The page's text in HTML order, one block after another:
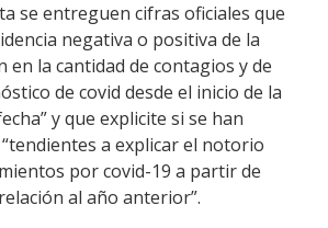
se entreguen cifras oficiales que
negativa o positiva de la
en la cantidad de contagios y de
de covid desde el inicio de la
y que explicite si se han
a explicar el notorio
por covid-19 a partir de
al año anterior”.